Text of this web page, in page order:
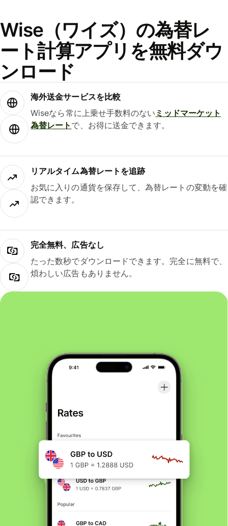
Wise（ワイズ）の為替レ
ート計算アプリを無料ダウ
ンロード
海外送金サービスを比較
Wiseなら常に上乗せ手数料のない ミッドマーケット
為替レート で、お得に送金できます。
リアルタイム為替レートを追跡
お気に入りの通貨を保存して、為替レートの変動を確
認できます。
完全無料、広告なし
たった数秒でダウンロードできます。完全に無料で、
煩わしい広告もありません。